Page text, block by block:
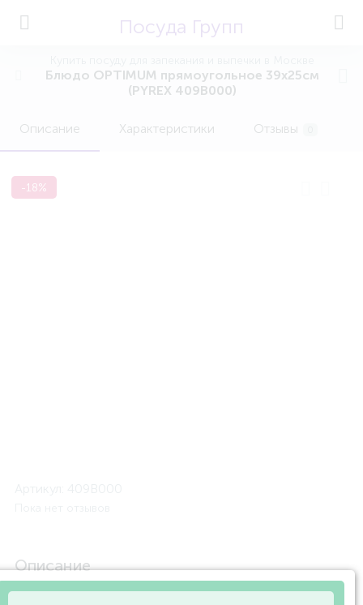
Посуда Групп
Блюдо OPTIMUM прямоугольное 39х25см
(PYREX 409B000)
Описание Характеристики Отзывы
-18%
Описание